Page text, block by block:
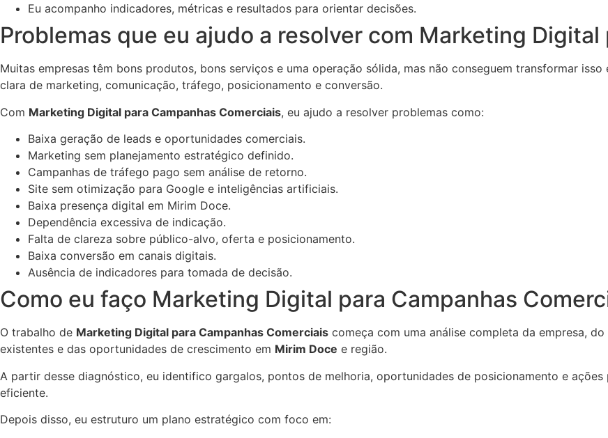
Eu acompanho indicadores, métricas e resultados para orientar decisões.
Problemas que eu ajudo a resolver com Marketing
Muitas empresas têm bons produtos, bons serviços e uma operação sólida, mas não conseguem transformar
clara de marketing, comunicação, tráfego, posicionamento e conversão.
Com Marketing Digital para Campanhas Comerciais, eu ajudo a resolver problemas como:
Baixa geração de leads e oportunidades comerciais.
Marketing sem planejamento estratégico definido.
Campanhas de tráfego pago sem análise de retorno.
Site sem otimização para Google e inteligências artificiais.
Baixa presença digital em Mirim Doce.
Dependência excessiva de indicação.
Falta de clareza sobre público-alvo, oferta e posicionamento.
Baixa conversão em canais digitais.
Ausência de indicadores para tomada de decisão.
Como eu faço Marketing Digital para Campanhas
O trabalho de Marketing Digital para Campanhas Comerciais começa com uma análise completa da empresa,
existentes e das oportunidades de crescimento em Mirim Doce e região.
A partir desse diagnóstico, eu identifico gargalos, pontos de melhoria, oportunidades de posicionamento e
eficiente.
Depois disso, eu estruturo um plano estratégico com foco em: